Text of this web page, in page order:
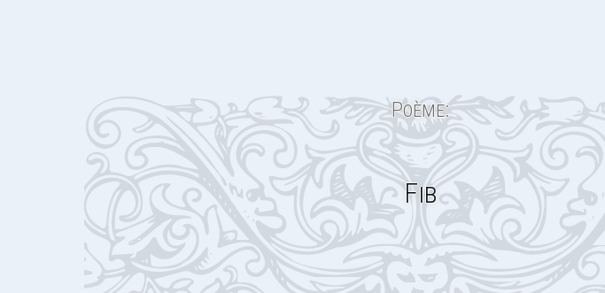
Poème:
Fib